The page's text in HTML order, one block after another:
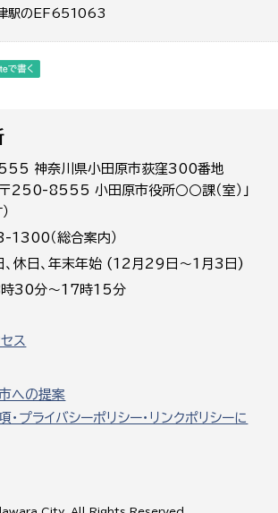
駅のEF651063
神奈川県小田原市荻窪300番地
〒250-8555 小田原市役所○○課（室）」
（総合案内）
、休日、年末年始 (12月29日～1月3日)
30分～17時15分
ス
への提案
・プライバシーポリシー・リンクポリシーに